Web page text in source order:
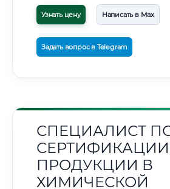
Узнать цену Написать в Max
Задать вопрос в Telegram
СПЕЦИАЛИСТ
СЕРТИФИКАЦИИ
ПРОДУКЦИИ В
ХИМИЧЕСКОЙ